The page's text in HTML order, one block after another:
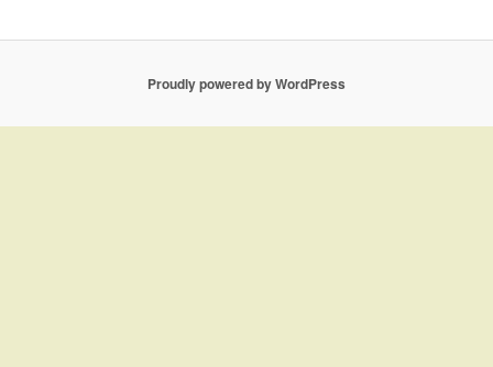
Proudly powered by WordPress